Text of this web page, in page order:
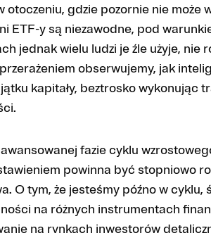
gdzie pozornie nie może
ETF-y są niezawodne, pod
jednak wielu ludzi je źle użyje, nie
obserwujemy, jak
kapitały, beztrosko wykonując
fazie cyklu
powinna być stopniowo
O tym, że jesteśmy późno w
na różnych instrumentach
na rynkach inwestorów